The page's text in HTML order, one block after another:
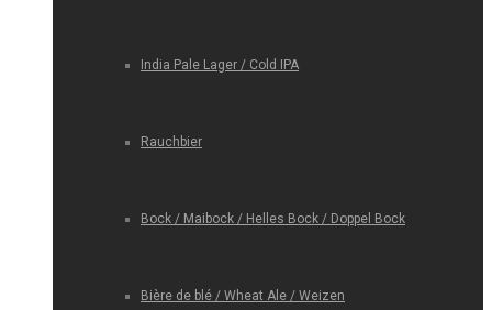
India Pale Lager / Cold IPA
Rauchbier
Bock / Maibock / Helles Bock / Doppel Bock
Bière de blé / Wheat Ale / Weizen